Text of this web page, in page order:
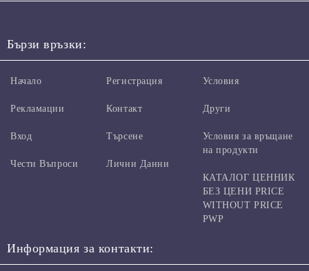
Бързи връзки:
Начало
Рекламации
Вход
Чести Въпроси
Регистрация
Контакт
Търсене
Лични Данни
Условия
Други
Условия за връщане
на продукти
КАТАЛОГ ЦЕННИК
БЕЗ ЦЕНИ PRICE
WITHOUT PRICE
PWP
Информация за контакти: